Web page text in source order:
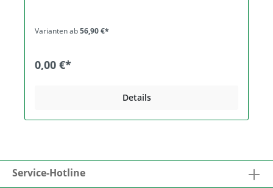
Kalksteinmehl, Wasser, Wasserglas, Ton,
Haftungseigenschaften und
Anwendungssicherheit), Perlite, Cellulosefasern,
Eimer, 24 Eimer/Pal, ﬂüssig, für ca. 50 m2. Art.-Nr.
m2. Lagerung Die Lagerung in geschlossenen
In der Regel unverdünnt gründlich aufquirlen,
eine Wasserzugabe bis 5% ist möglich.
Varianten ab56,90 €*
0,00 €*
Details
Service-Hotline